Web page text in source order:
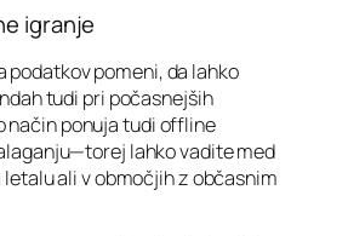
igranje
podatkov pomeni, da lahko
tudi pri počasnejših
način ponuja tudi offline
lahko vadite med
letalu ali v območjih z občasnim